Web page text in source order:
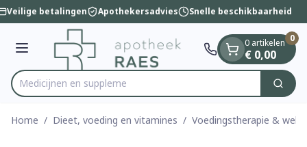
Ga naar de inhoud
1 van 1
Veilige betalingen Apothekersadvies Snelle beschikbaarheid
Menu
Product, merk, categorie...
Me Zoek
0 artikelen
€ 0,00
0
Home / Dieet, voeding en vitamines / Voedingstherapie &